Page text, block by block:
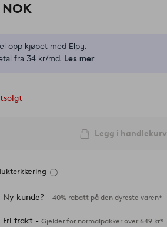
NOK
opp kjøpet med Elpy.
fra 34 kr/md. Les mer
Legg i handlekurv
Ny kunde? -40% rabatt på den dyreste varen*
Fri frakt -Gjelder for normalpakker over 649 kr*